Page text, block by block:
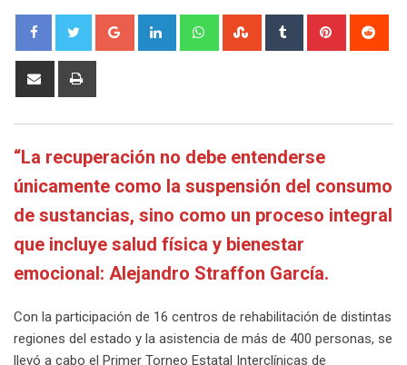
Google+ LinkedIn WhatsappStumbleUpon
Tumblr Pinterest
Share
“La recuperación no debe entenderse
únicamente como la suspensión del consumo
de sustancias, sino como un proceso integral
que incluye salud física y bienestar
emocional: Alejandro Straffon García.
Con la participación de 16 centros de rehabilitación de distintas
regiones del estado y la asistencia de más de 400 personas, se
llevó a cabo el Primer Torneo Estatal Interclínicas de